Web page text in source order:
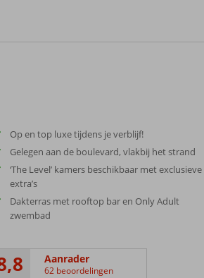
Op en top luxe tijdens je verblijf!
Gelegen aan de boulevard, vlakbij het strand
‘The Level’ kamers beschikbaar met exclusieve
extra’s
Dakterras met rooftop bar en Only Adult
zwembad
Aanrader
62 beoordelingen